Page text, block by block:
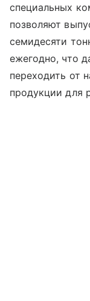
специальных
позволяют
семидесяти
ежегодно, что
переходить от
продукции для